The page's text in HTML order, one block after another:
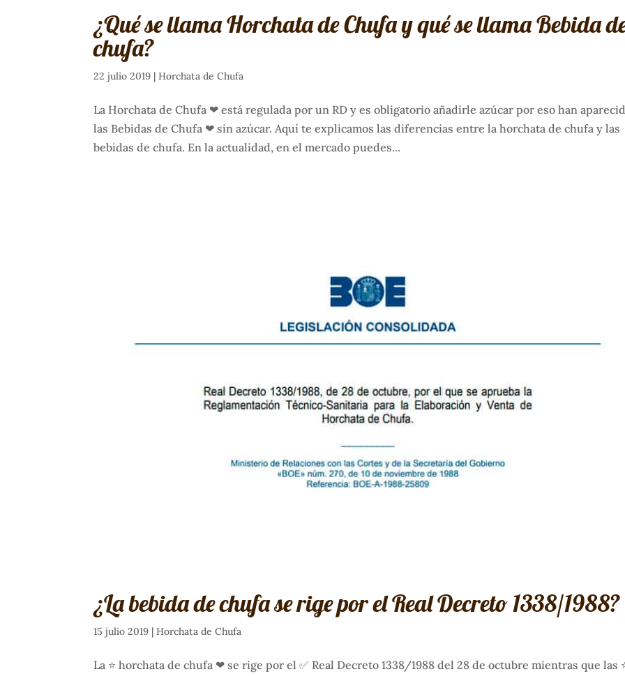
¿Qué se llama Horchata de Chufa y qué se llama Bebida
chufa?
22 julio 2019 |Horchata de Chufa
La Horchata de Chufa ❤ está regulada por un RD y es obligatorio añadirle azúcar por eso han
las Bebidas de Chufa ❤ sin azúcar. Aquí te explicamos las diferencias entre la horchata de chufa y las
bebidas de chufa. En la actualidad, en el mercado puedes...
¿La bebida de chufa se rige por el Real Decreto 1338/1988?
15 julio 2019 |Horchata de Chufa
La ⭐ horchata de chufa ❤ se rige por el ✅ Real Decreto 1338/1988 del 28 de octubre mientras que las